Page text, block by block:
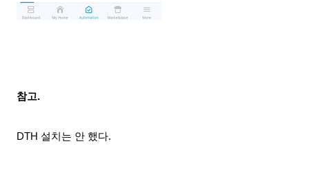
참고.
DTH 설치는 안 했다.